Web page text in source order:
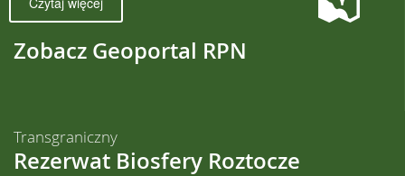
Zobacz Geoportal RPN
Transgraniczny
Rezerwat Biosfery Roztocze